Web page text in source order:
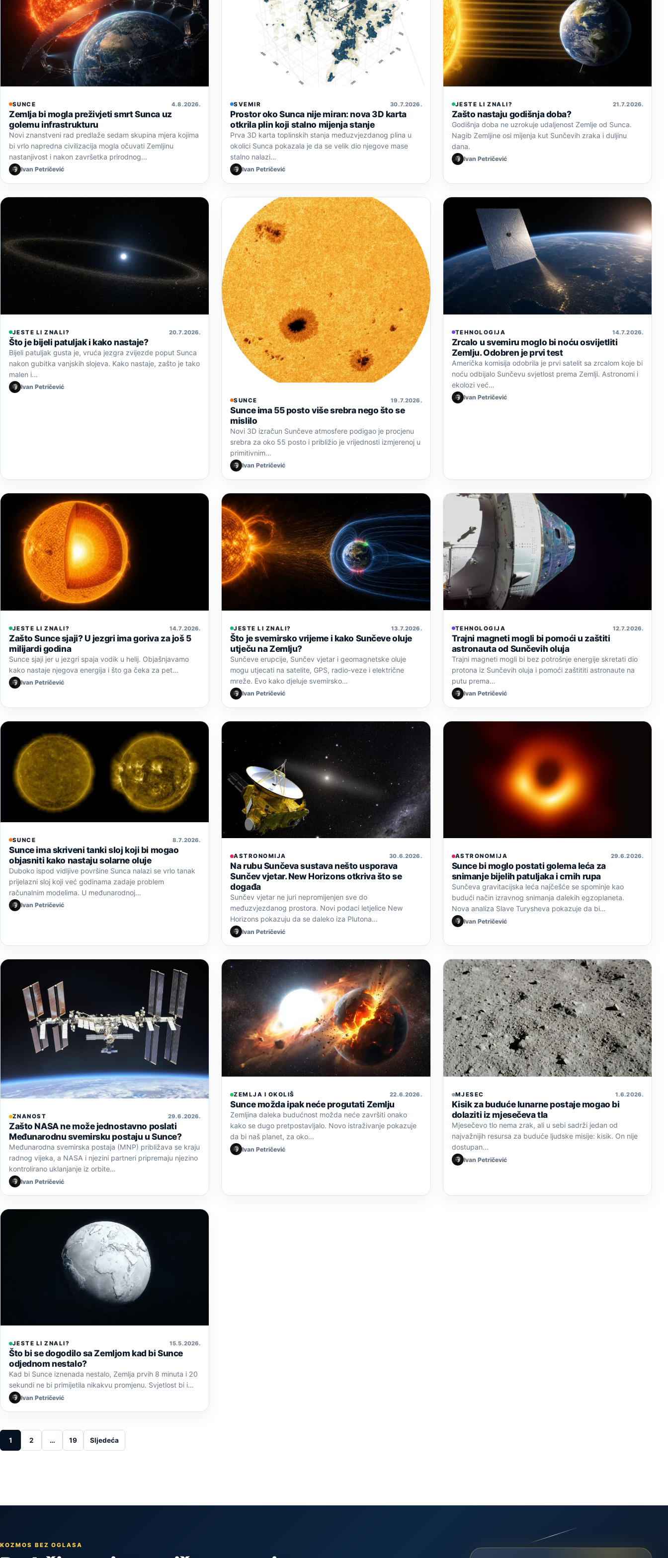
SUNCE 4. 8. 2026.
Zemlja bi mogla preživjeti smrt Sunca uz
golemu infrastrukturu
Novi znanstveni rad predlaže sedam skupina mjera kojima
bi vrlo napredna civilizacija mogla očuvati Zemljinu
nastanjivost i nakon završetka prirodnog…
Ivan Petričević
SVEMIR 30. 7. 2026.
Prostor oko Sunca nije miran: nova 3D karta
otkrila plin koji stalno mijenja stanje
Prva 3D karta toplinskih stanja međuzvjezdanog plina u
okolici Sunca pokazala je da se velik dio njegove mase
stalno nalazi…
Ivan Petričević
JESTE LI ZNALI? 21. 7. 2026.
Zašto nastaju godišnja doba?
Godišnja doba ne uzrokuje udaljenost Zemlje od Sunca.
Nagib Zemljine osi mijenja kut Sunčevih zraka i duljinu
dana.
Ivan Petričević
JESTE LI ZNALI? 20. 7. 2026.
Što je bijeli patuljak i kako nastaje?
Bijeli patuljak gusta je, vruća jezgra zvijezde poput Sunca
nakon gubitka vanjskih slojeva. Kako nastaje, zašto je tako
malen i…
Ivan Petričević
SUNCE 19. 7. 2026.
Sunce ima 55 posto više srebra nego što se
mislilo
Novi 3D izračun Sunčeve atmosfere podigao je procjenu
srebra za oko 55 posto i približio je vrijednosti izmjerenoj u
primitivnim…
Ivan Petričević
TEHNOLOGIJA 14. 7. 2026.
Zrcalo u svemiru moglo bi noću osvijetliti
Zemlju. Odobren je prvi test
Američka komisija odobrila je prvi satelit sa zrcalom koje bi
noću odbijalo Sunčevu svjetlost prema Zemlji. Astronomi i
ekolozi već…
Ivan Petričević
JESTE LI ZNALI? 14. 7. 2026.
Zašto Sunce sjaji? U jezgri ima goriva za još 5
milijardi godina
Sunce sjaji jer u jezgri spaja vodik u helij. Objašnjavamo
kako nastaje njegova energija i što ga čeka za pet…
Ivan Petričević
JESTE LI ZNALI? 13. 7. 2026.
Što je svemirsko vrijeme i kako Sunčeve oluje
utječu na Zemlju?
Sunčeve erupcije, Sunčev vjetar i geomagnetske oluje
mogu utjecati na satelite, GPS, radio-veze i električne
mreže. Evo kako djeluje svemirsko…
Ivan Petričević
TEHNOLOGIJA 12. 7. 2026.
Trajni magneti mogli bi pomoći u zaštiti
astronauta od Sunčevih oluja
Trajni magneti mogli bi bez potrošnje energije skretati dio
protona iz Sunčevih oluja i pomoći zaštititi astronaute na
putu prema…
Ivan Petričević
SUNCE 8. 7. 2026.
Sunce ima skriveni tanki sloj koji bi mogao
objasniti kako nastaju solarne oluje
Duboko ispod vidljive površine Sunca nalazi se vrlo tanak
prijelazni sloj koji već godinama zadaje problem
računalnim modelima. U međunarodnoj…
Ivan Petričević
ASTRONOMIJA 30. 6. 2026.
Na rubu Sunčeva sustava nešto usporava
Sunčev vjetar. New Horizons otkriva što se
događa
Sunčev vjetar ne juri nepromijenjen sve do
međuzvjezdanog prostora. Novi podaci letjelice New
Horizons pokazuju da se daleko iza Plutona…
Ivan Petričević
ASTRONOMIJA 29. 6. 2026.
Sunce bi moglo postati golema leća za
snimanje bijelih patuljaka i crnih rupa
Sunčeva gravitacijska leća najčešće se spominje kao
budući način izravnog snimanja dalekih egzoplaneta.
Nova analiza Slavе Turysheva pokazuje da bi…
Ivan Petričević
ZNANOST 29. 6. 2026.
Zašto NASA ne može jednostavno poslati
Međunarodnu svemirsku postaju u Sunce?
Međunarodna svemirska postaja (MNP) približava se kraju
radnog vijeka, a NASA i njezini partneri pripremaju njezino
kontrolirano uklanjanje iz orbite…
Ivan Petričević
ZEMLJA I OKOLIŠ 22. 6. 2026.
Sunce možda ipak neće progutati Zemlju
Zemljina daleka budućnost možda neće završiti onako
kako se dugo pretpostavljalo. Novo istraživanje pokazuje
da bi naš planet, za oko…
Ivan Petričević
MJESEC 1. 6. 2026.
Kisik za buduće lunarne postaje mogao bi
dolaziti iz mjesečeva tla
Mjesečevo tlo nema zrak, ali u sebi sadrži jedan od
najvažnijih resursa za buduće ljudske misije: kisik. On nije
dostupan…
Ivan Petričević
JESTE LI ZNALI? 15. 5. 2026.
Što bi se dogodilo sa Zemljom kad bi Sunce
odjednom nestalo?
Kad bi Sunce iznenada nestalo, Zemlja prvih 8 minuta i 20
sekundi ne bi primijetila nikakvu promjenu. Svjetlost bi i…
Ivan Petričević
Posts pagination
1 2 … 19 Sljedeća
KOZMOS BEZ OGLASA